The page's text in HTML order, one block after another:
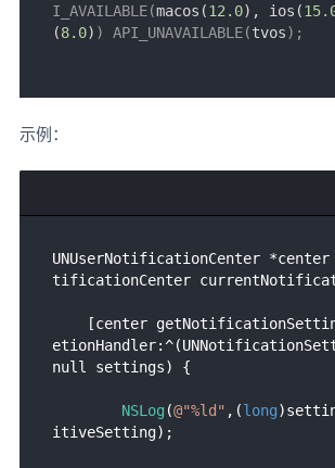
I_AVAILABLE(macos(12.0), ios(
(8.0) ) API_UNAVAILABLE(tvos);
示例：
UNUserNotificationCenter *center
tificationCenter
null settings) {
NSLog (@"%ld" ,(long
itiveSetting);